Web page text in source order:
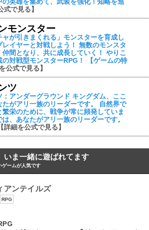
で見る】
モンスター
ャが引きまくれる」モンスターを育成し
レイヤーと対戦しよう！ 無数のモンスタ
仲間となり、共に成長していく！ やりこ
の対戦型モンスターRPG！ 【ゲームの特
公式で見る】
ツ
：アンダーグラウンド キングダム、ここ
たがアリ一族のリーダーです。 自然界で
繁栄のために、戦争が常に頻発していま
、あなたがアリ一族のリーダーです。
詳細を公式で見る】
いま一緒に遊ばれてます
ゲームが人気です
アンテイルズ
RPG